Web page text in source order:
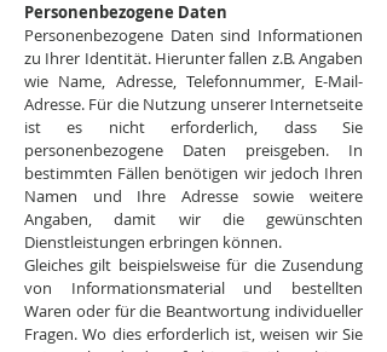
Personenbezogene Daten
Personenbezogene Daten sind Informationen
zu Ihrer Identität. Hierunter fallen z.B. Angaben
wie Name, Adresse, Telefonnummer, E-Mail-
Adresse. Für die Nutzung unserer Internetseite
ist es nicht erforderlich, dass Sie
personenbezogene Daten preisgeben. In
bestimmten Fällen benötigen wir jedoch Ihren
Namen und Ihre Adresse sowie weitere
Angaben, damit wir die gewünschten
Dienstleistungen erbringen können.
Gleiches gilt beispielsweise für die Zusendung
von Informationsmaterial und bestellten
Waren oder für die Beantwortung individueller
Fragen. Wo dies erforderlich ist, weisen wir Sie